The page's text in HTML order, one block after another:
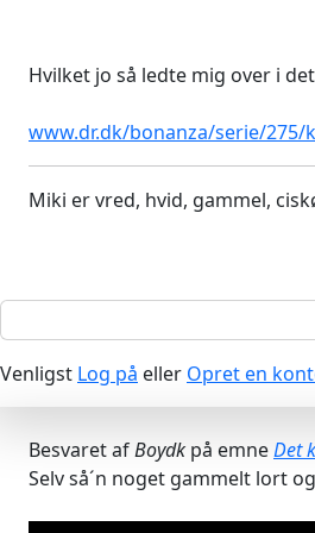
Hvilket jo så ledte mig over i
www.dr.dk/bonanza/serie/275/
Miki er vred, hvid, gammel,
Venligst Log på eller Opret en
Besvaret afBoydkpå emneDet
Selv så´n noget gammelt lort